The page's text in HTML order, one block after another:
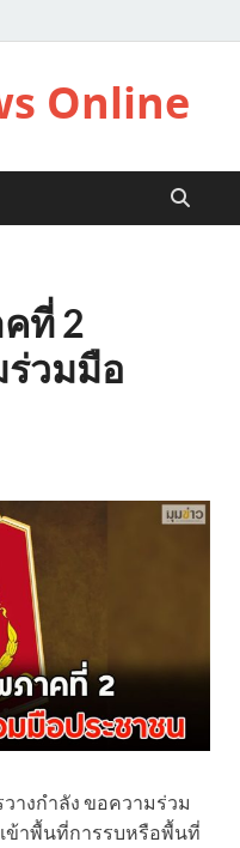
Online
ที่ 2
วมมือ
างกำลัง ขอความร่วม
ข้าพื้นที่การรบหรือพื้นที่